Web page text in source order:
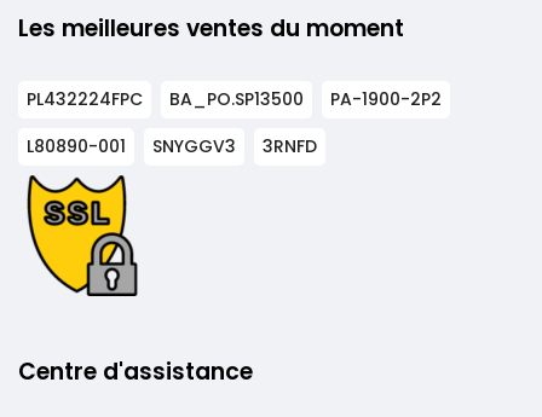
Les meilleures ventes du moment
PL432224FPC BA_PO.SP13500
PA-1900-2P2
L80890-001
SNYGGV3 3RNFD
Centre d'assistance